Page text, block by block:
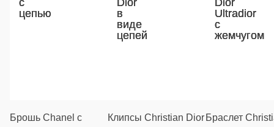
Брошь Chanel с
Клипсы Christian Dior Браслет